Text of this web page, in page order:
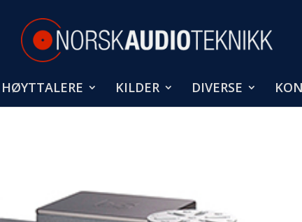
HØYTTALERE KILDER DIVERSE